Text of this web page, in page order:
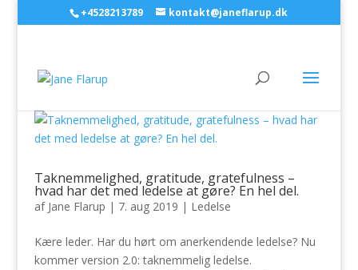
+4528213789 kontakt@janeflarup.dk
Taknemmelighed, gratitude, gratefulness –
hvad har det med ledelse at gøre? En hel del.
af Jane Flarup | 7. aug 2019 | Ledelse
Kære leder. Har du hørt om anerkendende ledelse? Nu
kommer version 2.0: taknemmelig ledelse.